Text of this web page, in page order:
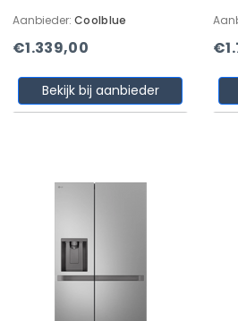
Aanbieder: Coolblue
€1.339,00
Bekijk bij aanbieder